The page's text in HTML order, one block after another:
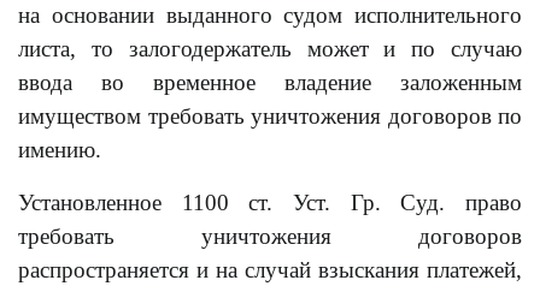
на основании выданного судом исполнительного
листа, то залогодержатель может и по случаю
ввода во временное владение заложенным
имуществом требовать уничтожения договоров по
имению.
Установленное 1100 ст. Уст. Гр. Суд. право
требовать уничтожения договоров
распространяется и на случай взыскания платежей,